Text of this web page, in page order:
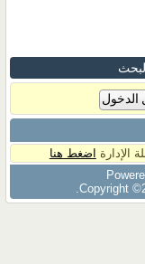
الإدارة اضغط هنا
Copyright